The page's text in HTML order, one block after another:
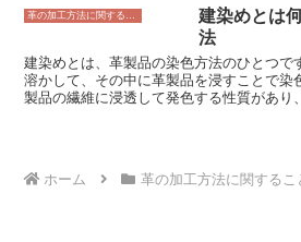
で、クロムなめしを行う前に生皮を処理す
ムなめしとは、クロム塩水溶液を用いて生
は革をなめす方法として最も広く用いられ
工程の中で、ピックルは生皮を酸性にする
皮革に浸透しやすくする役割を果たします。 またピックルは、
に含まれるタンパク質を分解し、なめし剤
化学薬品が含まれており、適正な濃度や処
ることが重要です。間違った方法で使用す
建染めとは
法
建染めとは、革製品の染色方法のひとつで
溶かして、その中に革製品を浸すことで染
製品の繊維に浸透して発色する性質があり
製品に防水効果を与えるため、革製品の耐
ホーム 革の加工方法に関するこ